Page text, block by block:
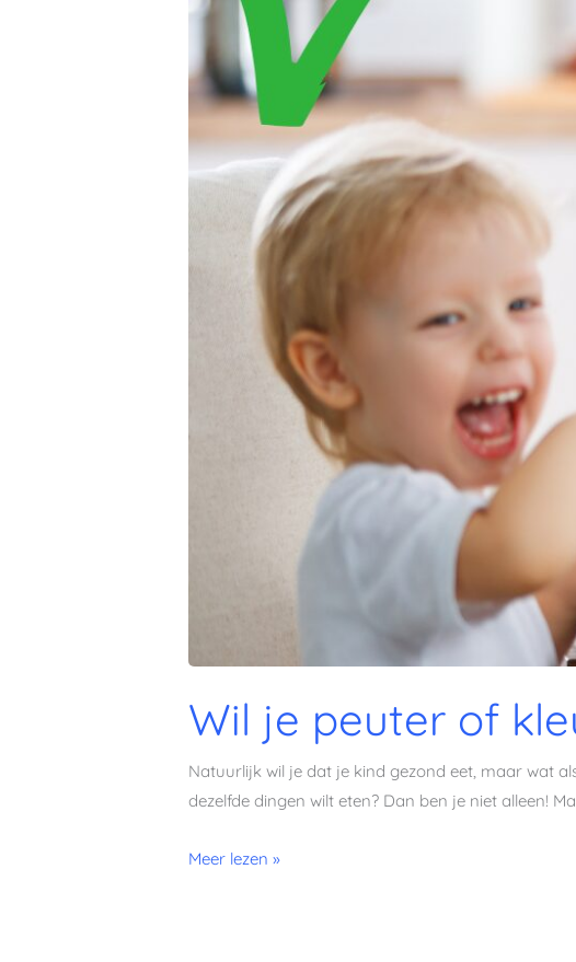
Wil je peuter of
Natuurlijk wil je dat je kind gezond eet, maar wat
dezelfde dingen wilt eten? Dan ben je niet alleen!
Meer lezen »